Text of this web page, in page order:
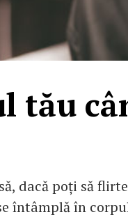
tău
dacă poți să
întâmplă în